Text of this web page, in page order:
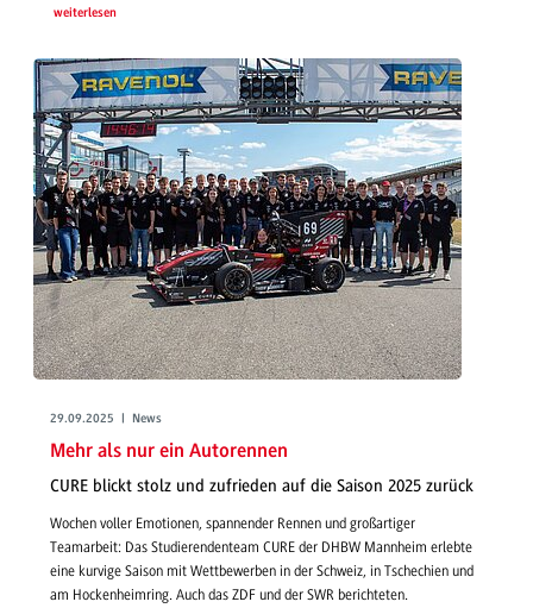
weiterlesen
29.09.2025 | News
Mehr als nur ein Autorennen
CURE blickt stolz und zufrieden auf die Saison 2025 zurück
Wochen voller Emotionen, spannender Rennen und großartiger
Teamarbeit: Das Studierendenteam CURE der DHBW Mannheim erlebte
eine kurvige Saison mit Wettbewerben in der Schweiz, in Tschechien und
am Hockenheimring. Auch das ZDF und der SWR berichteten.